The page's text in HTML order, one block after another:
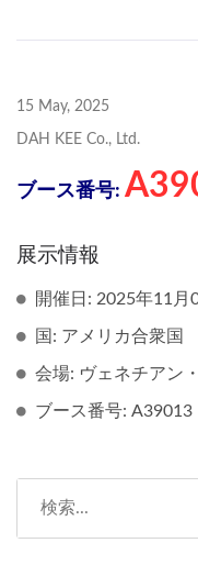
15 May, 2025
DAH KEE Co., Ltd.
ブース番号:
展示情報
開催日: 2025年11月
国: アメリカ合衆国
会場: ヴェネチアン
ブース番号: A39013